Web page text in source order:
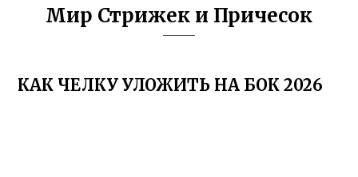
Мир Стрижек и Причесок
КАК ЧЕЛКУ УЛОЖИТЬ НА БОК 2026